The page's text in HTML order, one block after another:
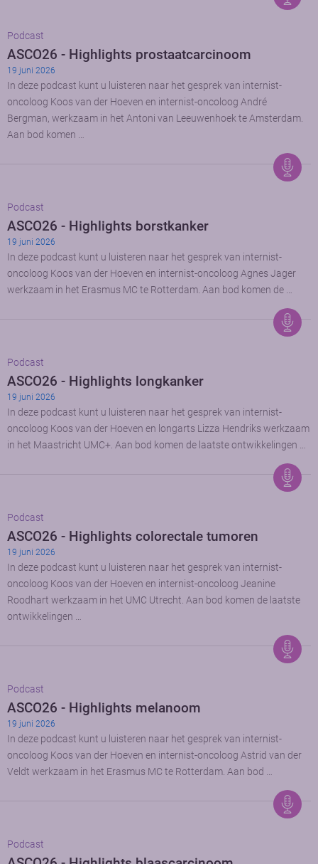
Podcast
ASCO26 - Highlights prostaatcarcinoom
19 juni 2026
In deze podcast kunt u luisteren naar het gesprek van internist-
oncoloog Koos van der Hoeven en internist-oncoloog André
Bergman, werkzaam in het Antoni van Leeuwenhoek te Amsterdam.
Aan bod komen …
Podcast
ASCO26 - Highlights borstkanker
19 juni 2026
In deze podcast kunt u luisteren naar het gesprek van internist-
oncoloog Koos van der Hoeven en internist-oncoloog Agnes Jager
werkzaam in het Erasmus MC te Rotterdam. Aan bod komen de …
Podcast
ASCO26 - Highlights longkanker
19 juni 2026
In deze podcast kunt u luisteren naar het gesprek van internist-
oncoloog Koos van der Hoeven en longarts Lizza Hendriks werkzaam
in het Maastricht UMC+. Aan bod komen de laatste ontwikkelingen …
Podcast
ASCO26 - Highlights colorectale tumoren
19 juni 2026
In deze podcast kunt u luisteren naar het gesprek van internist-
oncoloog Koos van der Hoeven en internist-oncoloog Jeanine
Roodhart werkzaam in het UMC Utrecht. Aan bod komen de laatste
ontwikkelingen …
Podcast
ASCO26 - Highlights melanoom
19 juni 2026
In deze podcast kunt u luisteren naar het gesprek van internist-
oncoloog Koos van der Hoeven en internist-oncoloog Astrid van der
Veldt werkzaam in het Erasmus MC te Rotterdam. Aan bod …
Podcast